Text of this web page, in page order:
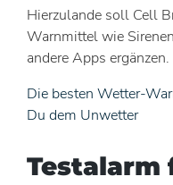
Hierzulande soll Cell
Warnmittel wie
andere Apps ergänzen.
Die besten Wetter-
Du dem Unwetter
Testalarm